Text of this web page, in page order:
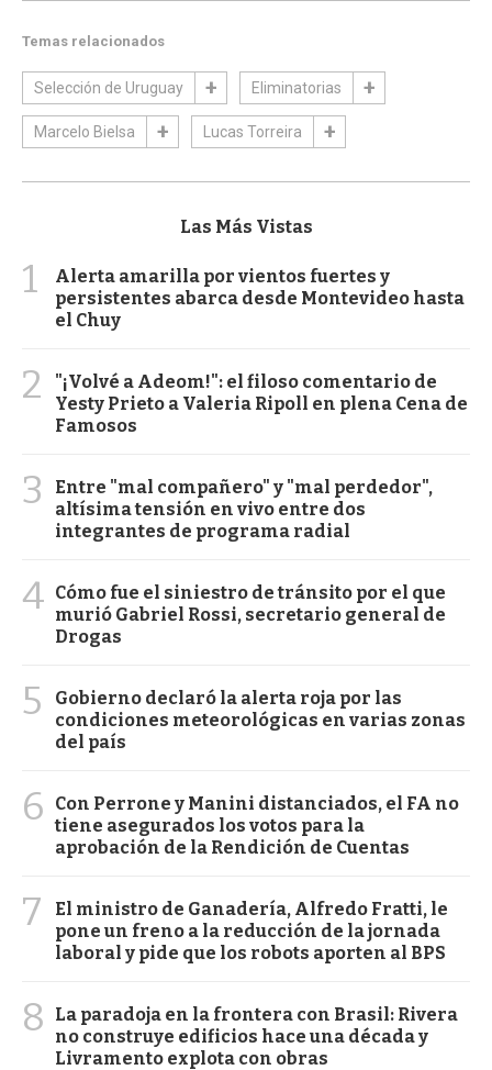
Temas relacionados
Selección de Uruguay Eliminatorias
Marcelo Bielsa Lucas Torreira
Las Más Vistas
1
Alerta amarilla por vientos fuertes y
persistentes abarca desde Montevideo hasta
el Chuy
2
"¡Volvé a Adeom!": el filoso comentario de
Yesty Prieto a Valeria Ripoll en plena Cena de
Famosos
3
Entre "mal compañero" y "mal perdedor",
altísima tensión en vivo entre dos
integrantes de programa radial
4 Cómo fue el siniestro de tránsito por el que
murió Gabriel Rossi, secretario general de
Drogas
5
Gobierno declaró la alerta roja por las
condiciones meteorológicas en varias zonas
del país
6
Con Perrone y Manini distanciados, el FA no
tiene asegurados los votos para la
aprobación de la Rendición de Cuentas
7
El ministro de Ganadería, Alfredo Fratti, le
pone un freno a la reducción de la jornada
laboral y pide que los robots aporten al BPS
8
La paradoja en la frontera con Brasil: Rivera
no construye edificios hace una década y
Livramento explota con obras